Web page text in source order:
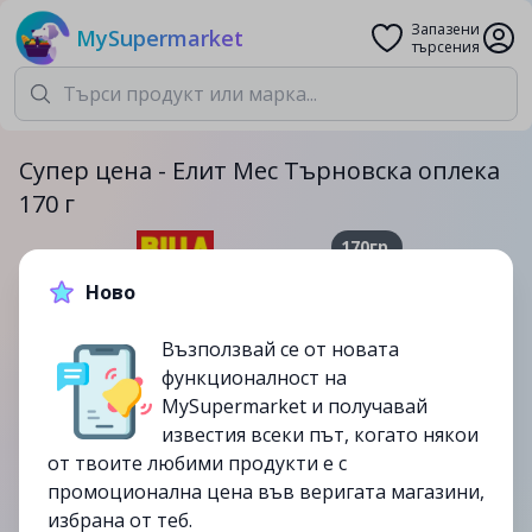
MySupermarket
Запазени
търсения
Супер цена - Елит Мес Търновска оплека
170 г
170гр.
2.65лв.5.19лв.
-49%
13/08
Ново
Възползвай се от новата
функционалност на
MySupermarket и получавай
известия всеки път, когато някои
от твоите любими продукти е с
промоционална цена във веригата магазини,
избрана от теб.